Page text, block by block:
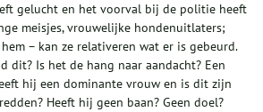
gelucht en het voorval bij de politie heeft
meisjes, vrouwelijke hondenuitlaters;
– kan ze relativeren wat er is gebeurd.
dit? Is het de hang naar aandacht? Een
hij een dominante vrouw en is dit zijn
Heeft hij geen baan? Geen doel?